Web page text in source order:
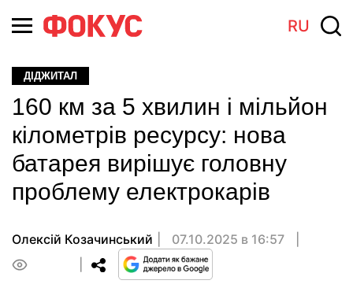
RU
ДІДЖИТАЛ
160 км за 5 хвилин і мільйон
кілометрів ресурсу: нова
батарея вирішує головну
проблему електрокарів
Олексій Козачинський
07.10.2025 в 16:57